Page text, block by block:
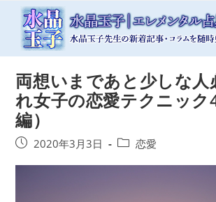
両想いまであと少しな人
れ女子の恋愛テクニック
編）
投
2020年3月3日
投
恋愛